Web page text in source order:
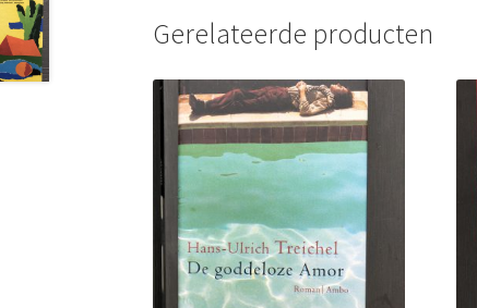
Gerelateerde producten